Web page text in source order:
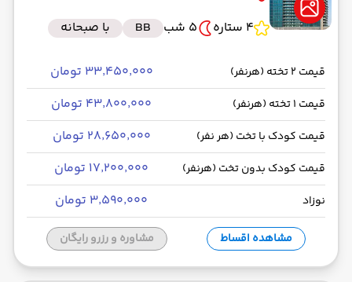
4 ستاره
5 شب BB با صبحانه
قیمت 2 تخته (هرنفر) ۳۳٬۴۵۰٬۰۰۰ تومان
قیمت 1 تخته (هرنفر) ۴۳٬۸۰۰٬۰۰۰ تومان
قیمت کودک با تخت (هر نفر) ۲۸٬۶۵۰٬۰۰۰ تومان
قیمت کودک بدون تخت (هرنفر) ۱۷٬۲۰۰٬۰۰۰ تومان
نوزاد ۳٬۵۹۰٬۰۰۰ تومان
مشاهده اقساط مشاوره و رزرو رایگان